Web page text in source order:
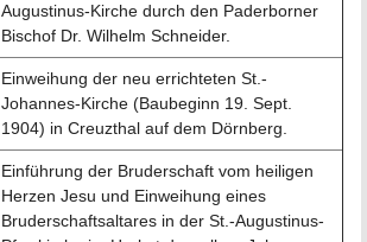
Augustinus-Kirche durch den Paderborner
Bischof Dr. Wilhelm Schneider.
Einweihung der neu errichteten St.-
Johannes-Kirche (Baubeginn 19. Sept.
1904) in Creuzthal auf dem Dörnberg.
Einführung der Bruderschaft vom heiligen
Herzen Jesu und Einweihung eines
Bruderschaftsaltares in der St.-Augustinus-